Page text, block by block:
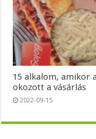
15 alkalom, amikor
okozott a vásárlás
2022-09-15